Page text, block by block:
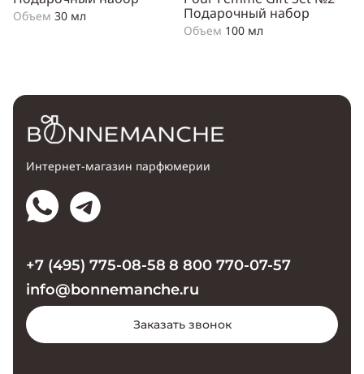
Объем 30 мл
Подарочный набор
Объем 100 мл
Интернет-магазин парфюмерии
+7 (495) 775-08-58 8 800 770-07-57
info@bonnemanche.ru
Заказать звонок